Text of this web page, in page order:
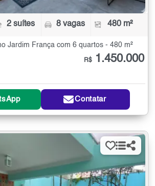
2 suítes 8 vagas 480 m²
Jardim França com 6 quartos - 480 m²
R$ 1.450.000
Contatar